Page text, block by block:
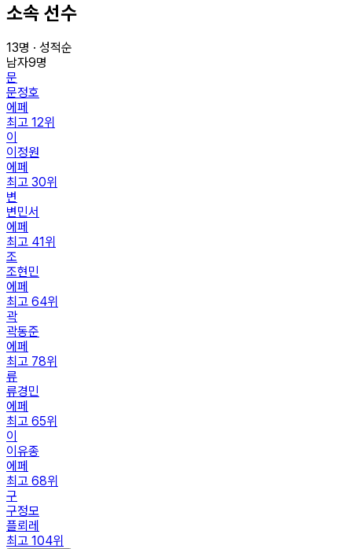
소속 선수
13명 · 성적순
남자9명
문
문정호
에페
최고 12위
이
이정원
에페
최고 30위
변
변민서
에페
최고 41위
조
조현민
에페
최고 64위
곽
곽동준
에페
최고 78위
류
류경민
에페
최고 65위
이
이유종
에페
최고 68위
구
구정모
플뢰레
최고 104위